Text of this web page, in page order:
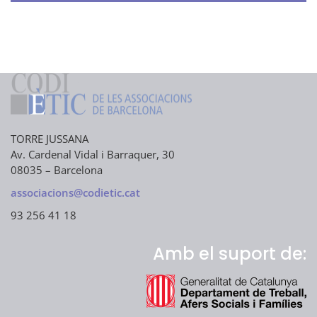
dI
n
TORRE JUSSANA
Av. Cardenal Vidal i Barraquer, 30
08035 – Barcelona
associacions@codietic.cat
93 256 41 18
Amb el suport de: